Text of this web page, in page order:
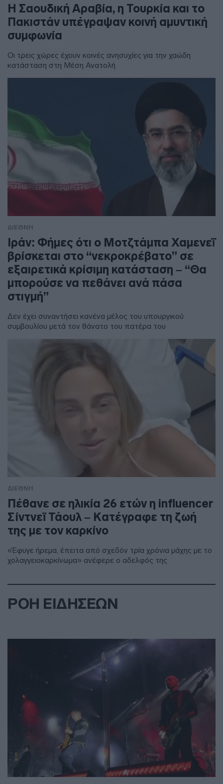
Η Σαουδική Αραβία, η Τουρκία και το
Πακιστάν υπέγραψαν κοινή αμυντική
συμφωνία
Οι τρεις χώρες έχουν κοινές ανησυχίες για την χαώδη
κατάσταση στη Μέση Ανατολή
ΔΙΕΘΝΗ
Ιράν: Φήμες ότι ο Μοτζτάμπα Χαμενεΐ
βρίσκεται στο “νεκροκρέβατο” σε
εξαιρετικά κρίσιμη κατάσταση – “Θα
μπορούσε να πεθάνει ανά πάσα
στιγμή”
Δεν έχει συναντήσει κανένα μέλος του υπουργικού
συμβουλίου μετά τον θάνατο του πατέρα του
ΔΙΕΘΝΗ
Πέθανε σε ηλικία 26 ετών η influencer
Σίντνεϊ Τάουλ – Kατέγραφε τη ζωή
της με τον καρκίνο
«Έφυγε ήρεμα, έπειτα από σχεδόν τρία χρόνια μάχης με το
χολαγγειοκαρκίνωμα» ανέφερε ο αδελφός της
ΡΟΗ ΕΙΔΗΣΕΩΝ